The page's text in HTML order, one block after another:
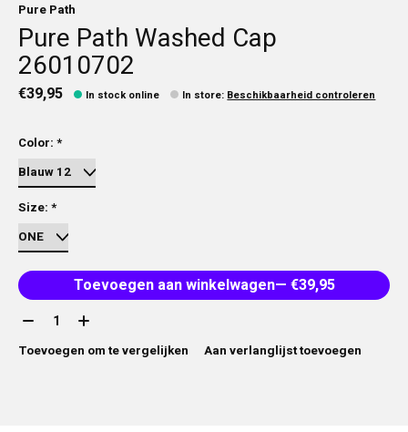
Pure Path
Pure Path Washed Cap
26010702
€39,95 In stock online In store: Beschikbaarheid controleren
Color: *
Size: *
Toevoegen aan winkelwagen
— €39,95
Aantal:
Toevoegen om te vergelijken Aan verlanglijst toevoegen